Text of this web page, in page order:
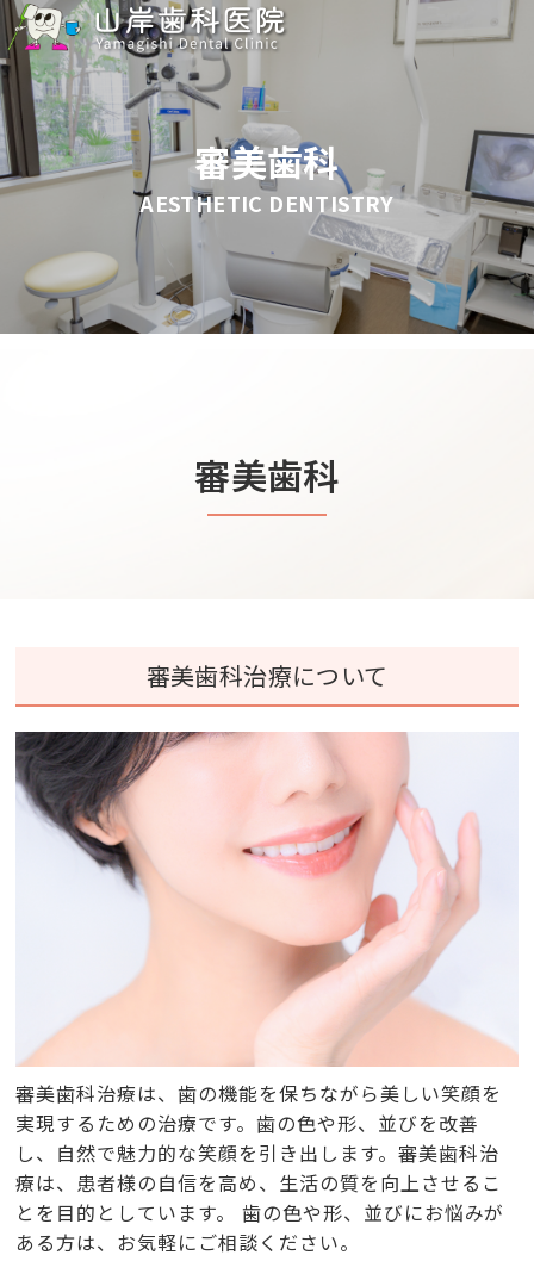
審美歯科
AESTHETIC DENTISTRY
審美歯科
審美歯科治療について
審美歯科治療は、歯の機能を保ちながら美しい笑顔を
実現するための治療です。歯の色や形、並びを改善
し、自然で魅力的な笑顔を引き出します。審美歯科治
療は、患者様の自信を高め、生活の質を向上させるこ
とを目的としています。 歯の色や形、並びにお悩みが
ある方は、お気軽にご相談ください。